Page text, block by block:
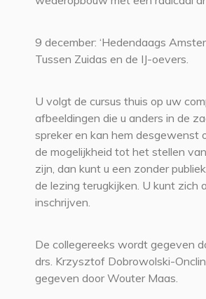
9 december: ‘Hedendaags
Tussen Zuidas en de IJ-oevers.
U volgt de cursus thuis op uw
afbeeldingen die u anders in de
spreker en kan hem desgewenst
de mogelijkheid tot het stellen
zijn, dan kunt u een zonder
de lezing terugkijken. U kunt zich
inschrijven.
De collegereeks wordt gegeven
drs. Krzysztof Dobrowolski-
gegeven door Wouter Maas.